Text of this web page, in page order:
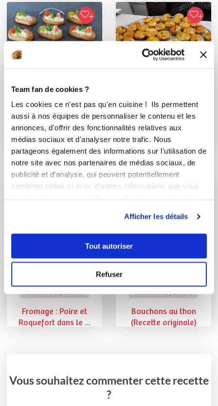
Team fan de cookies ?
Les cookies ce n'est pas qu'en cuisine ! Ils permettent
aussi à nos équipes de personnaliser le contenu et les
annonces, d'offrir des fonctionnalités relatives aux
médias sociaux et d'analyser notre trafic. Nous
partageons également des informations sur l'utilisation de
notre site avec nos partenaires de médias sociaux, de
publicité et d'analyse, qui peuvent potentiellement
combiner celles-ci avec d'autres informations que vous
Afficher les détails
Tout autoriser
Refuser
Barquettes savarin
au thon
Bouchons au thon
Fromage : Poire et
Roquefort dans le ...
Bouchons au thon
(Recette originale)
Vous souhaitez commenter cette recette
?